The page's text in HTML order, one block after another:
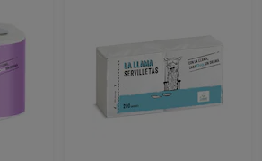
a los buenos hábitos de
recipiente principal para consultar
uso. En caso de accidente consultar
Información Toxicológica. Tel.: 91